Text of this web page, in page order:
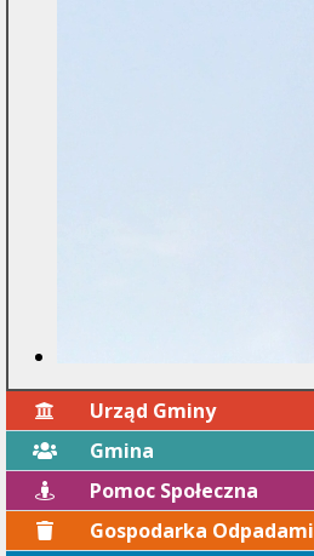
Urząd Gminy
Gmina
Pomoc Społeczna
Gospodarka Odpadami